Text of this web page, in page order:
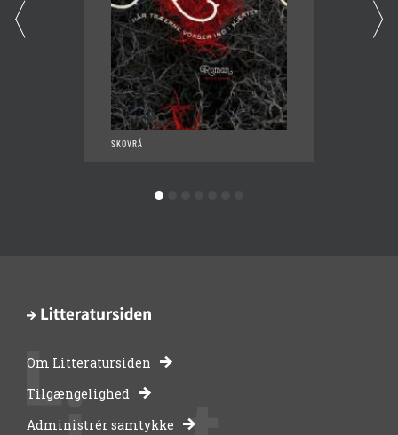
SKOVRÅ
-
Om Litteratursiden
Tilgængelighed
Administrér samtykke